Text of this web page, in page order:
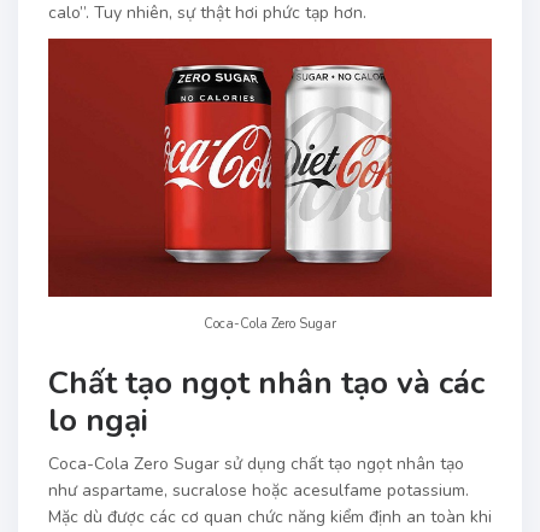
calo”. Tuy nhiên, sự thật hơi phức tạp hơn.
Coca-Cola Zero Sugar
Chất tạo ngọt nhân tạo và các
lo ngại
Coca-Cola Zero Sugar sử dụng chất tạo ngọt nhân tạo
như aspartame, sucralose hoặc acesulfame potassium.
Mặc dù được các cơ quan chức năng kiểm định an toàn khi